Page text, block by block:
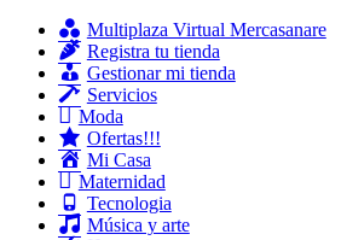
Multiplaza Virtual Mercasanare
Registra tu tienda
Gestionar mi tienda
Servicios
Moda
Ofertas!!!
Mi Casa
Maternidad
Tecnologia
Música y arte